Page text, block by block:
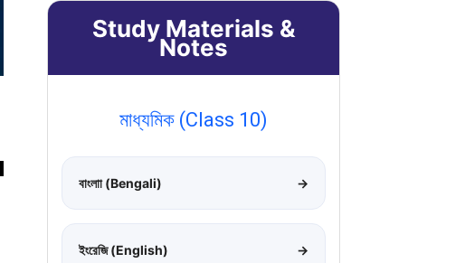
Study Materials &
Notes
মাধ্যমিক (Class 10)
বাংলাা (Bengali) →
ইংরেজি (English) →